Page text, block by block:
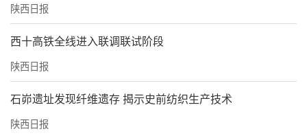
陕西日报
西十高铁全线进入联调联试阶段
陕西日报
石峁遗址发现纤维遗存 揭示史前纺织生产技术
陕西日报